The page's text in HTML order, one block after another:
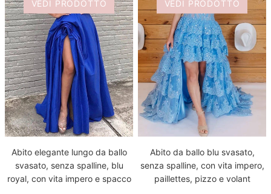
VEDI PRODOTTO
Abito elegante lungo da ballo
svasato, senza spalline, blu
royal, con vita impero e spacco
VEDI PRODOTTO
Abito da ballo blu svasato,
senza spalline, con vita impero,
paillettes, pizzo e volant